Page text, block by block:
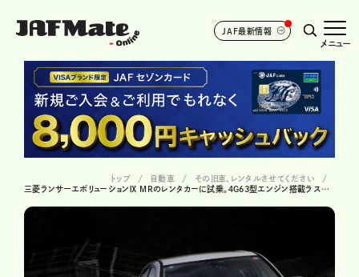
JAF最新情報
メニュー
トップ 自動車
その旧車、レンタルさせてください
三菱ランサーエボリューションⅨ MRのレンタカーに試乗。４G63型エンジン搭載ラストバージョンの完成度は? ＃36